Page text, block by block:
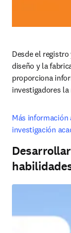
Desde el
diseño y la
proporciona
investigadores la
Más información
investigación